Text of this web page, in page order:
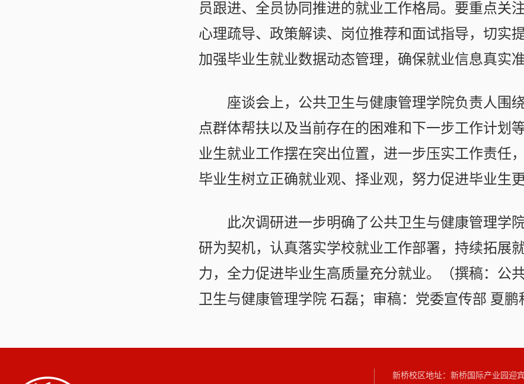
员跟进、全员协同推进的就业工作格局。要重点关
心理疏导、政策解读、岗位推荐和面试指导，切实
加强毕业生就业数据动态管理，确保就业信息真实
座谈会上，公共卫生与健康管理学院负责人围
点群体帮扶以及当前存在的困难和下一步工作计划
业生就业工作摆在突出位置，进一步压实工作责任
毕业生树立正确就业观、择业观，努力促进毕业生
此次调研进一步明确了公共卫生与健康管理学
研为契机，认真落实学校就业工作部署，持续拓展
力，全力促进毕业生高质量充分就业。（撰稿：公
卫生与健康管理学院 石磊；审稿：党委宣传部 夏鹏
新桥校区地址：新桥国际产业园迎